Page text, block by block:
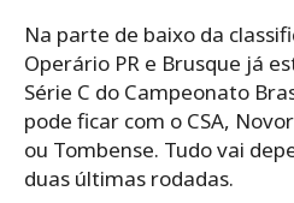
Na parte de baixo da
Operário PR e Brusque já
Série C do Campeonato
pode ficar com o CSA,
ou Tombense. Tudo vai
duas últimas rodadas.